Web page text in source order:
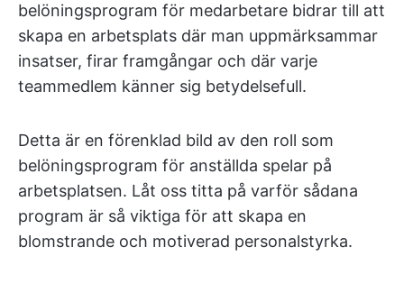
belöningsprogram för medarbetare bidrar till att
skapa en arbetsplats där man uppmärksammar
insatser, firar framgångar och där varje
teammedlem känner sig betydelsefull.
Detta är en förenklad bild av den roll som
belöningsprogram för anställda spelar på
arbetsplatsen. Låt oss titta på varför sådana
program är så viktiga för att skapa en
blomstrande och motiverad personalstyrka.